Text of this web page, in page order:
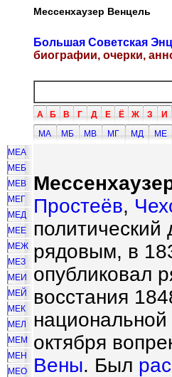
Мессенхаузер Венцель
Большая Советская
биографии, очерки,
А Б В Г Д Е Ё Ж З И
МА
МБ МВ МГ МД МЕ
МЕА
МЕБ
МЕВ
МЕГ
МЕД
МЕЕ
МЕЖ
МЕЗ
МЕИ
МЕЙ
МЕК
МЕЛ
МЕМ
МЕН
МЕО
Простеёв,
рядовым, в
опубликовал
восстания
октября
Вены. Был